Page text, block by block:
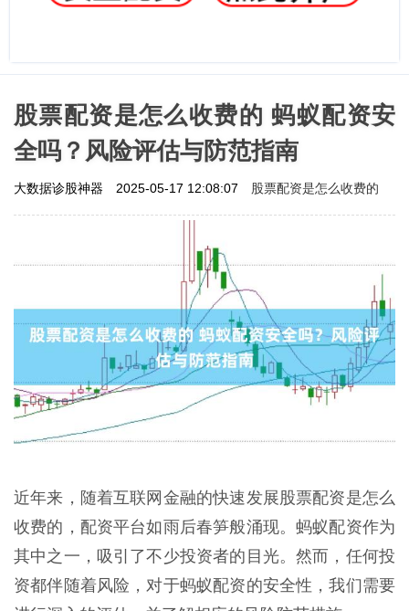
股票配资是怎么收费的 蚂蚁配资安
全吗？风险评估与防范指南
大数据诊股神器 2025-05-17 12:08:07 股票配资是怎么收费的
近年来，随着互联网金融的快速发展股票配资是怎么
收费的，配资平台如雨后春笋般涌现。蚂蚁配资作为
其中之一，吸引了不少投资者的目光。然而，任何投
资都伴随着风险，对于蚂蚁配资的安全性，我们需要